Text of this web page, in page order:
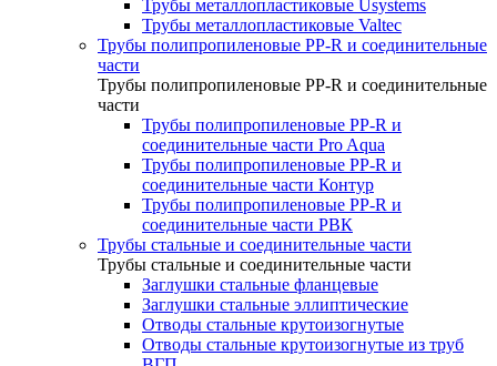
Трубы металлопластиковые Usystems
Трубы металлопластиковые Valtec
Трубы полипропиленовые PP-R и соединительные
части
Трубы полипропиленовые PP-R и соединительные
части
Трубы полипропиленовые PP-R и
соединительные части Pro Aqua
Трубы полипропиленовые PP-R и
соединительные части Контур
Трубы полипропиленовые PP-R и
соединительные части РВК
Трубы стальные и соединительные части
Трубы стальные и соединительные части
Заглушки стальные фланцевые
Заглушки стальные эллиптические
Отводы стальные крутоизогнутые
Отводы стальные крутоизогнутые из труб